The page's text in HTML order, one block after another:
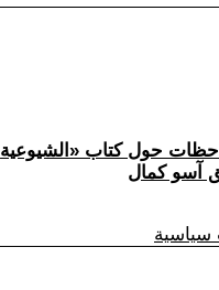
حول كتاب «الشيوعية
آسو كمال
سياسية